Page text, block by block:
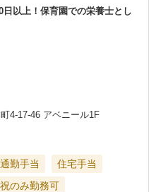
日以上！保育園での栄養士とし
4-17-46 アベニール1F
通勤手当
住宅手当
のみ勤務可